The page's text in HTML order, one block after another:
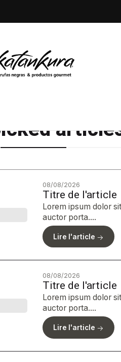
Blog
08/08/2026
Titre de l'article
Lorem ipsum dolor
auctor porta....
Lire l'article
08/08/2026
Titre de l'article
Lorem ipsum dolor
auctor porta....
Lire l'article